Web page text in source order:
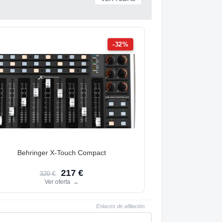
-32%
Behringer X-Touch Compact
320 € 217 €
Ver oferta →
Enlaces de afiliación